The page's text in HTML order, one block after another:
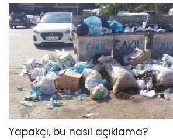
Yapakçı, bu nasıl açıklama?